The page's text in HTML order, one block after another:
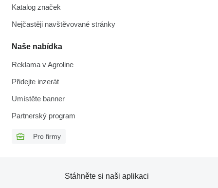
Katalog značek
Nejčastěji navštěvované stránky
Naše nabídka
Reklama v Agroline
Přidejte inzerát
Umístěte banner
Partnerský program
Pro firmy
Stáhněte si naši aplikaci